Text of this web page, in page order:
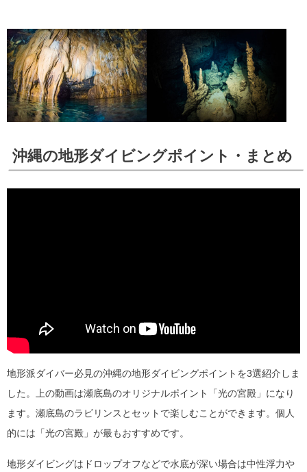
沖縄の地形ダイビングポイント・まとめ
地形派ダイバー必見の沖縄の地形ダイビングポイントを3選紹介しま
した。上の動画は瀬底島のオリジナルポイント「光の宮殿」になり
ます。瀬底島のラビリンスとセットで楽しむことができます。個人
的には「光の宮殿」が最もおすすめです。
地形ダイビングはドロップオフなどで水底が深い場合は中性浮力や